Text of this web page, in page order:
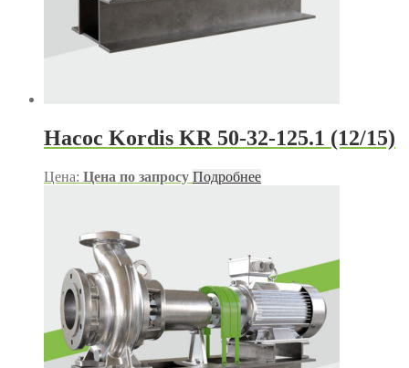
Насос Kordis KR 50-32-125.1 (12/15)
Цена: Цена по запросу Подробнее